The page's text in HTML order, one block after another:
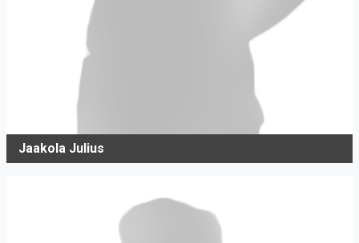
Jaakola Julius